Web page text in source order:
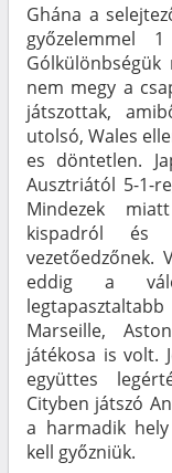
Ghána a
győzelemmel
nem megy a
játszottak,
utolsó, Wales
es döntetlen.
Ausztriától 5-1-
Mindezek
kispadról és
vezetőedzőnek.
eddig a
Marseille,
játékosa is volt.
együttes
Cityben játszó
a harmadik
kell győzniük.